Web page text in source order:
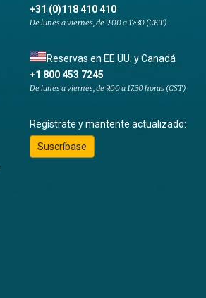
+31 (0)118 410 410
De lunes a viernes, de 9:00 a 17:30 (CET)
Reservas en EE.UU. y Canadá
+1 800 453 7245
De lunes a viernes, de 9.00 a 17.30 horas (CST)
Regístrate y mantente actualizado:
Suscríbase